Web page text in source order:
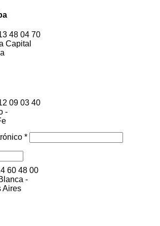
48 04 70
Capital
09 03 40
-
60 48 00
-
Aires
*Obligatorio